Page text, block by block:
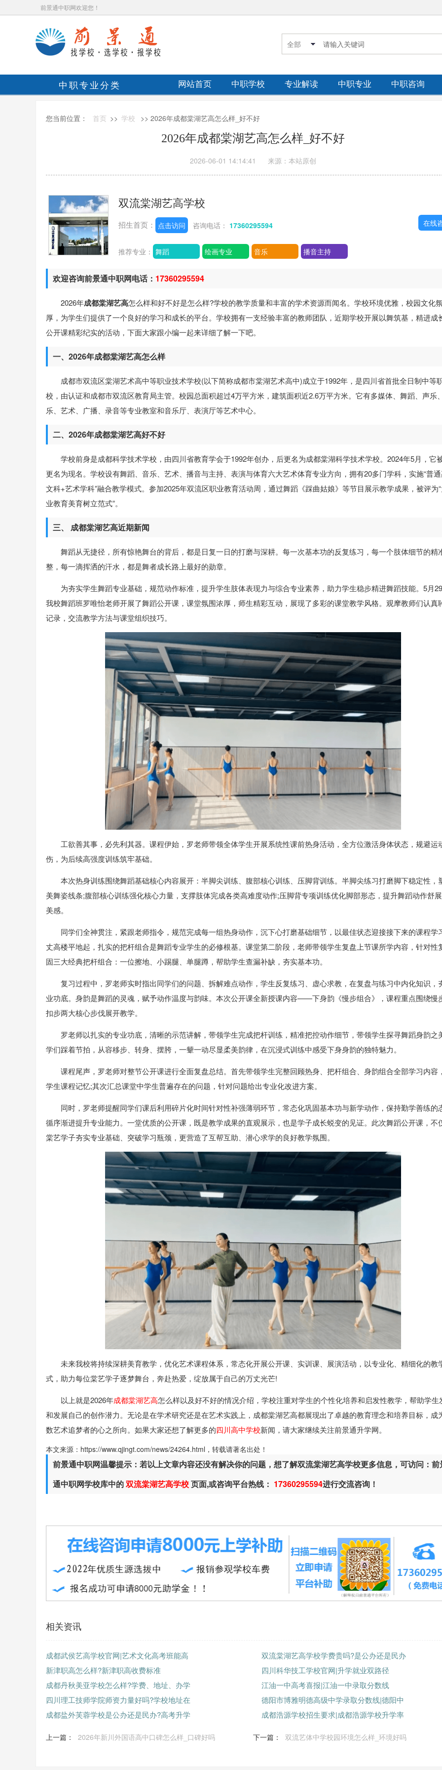
前景通中职网欢迎您！
中职专业分类 网站首页 中职学校 专业解读 中职专业 中职咨询
您当前位置： 首页 >> 学校 >> 2026年成都棠湖艺高怎么样_好不好
2026年成都棠湖艺高怎么样_好不好
2026-06-01 14:14:41 来源：本站原创
双流棠湖艺高学校
招生首页： 点击访问 咨询电话： 17360295594
推荐专业： 舞蹈 绘画专业 音乐 播音主持
在线
欢迎咨询前景通中职网电话： 17360295594
2026年成都棠湖艺高怎么样和好不好是怎么样?学校的教学质量和丰富的学术资源而闻名。学校环境优雅，校园文化
厚，为学生们提供了一个良好的学习和成长的平台。学校拥有一支经验丰富的教师团队，近期学校开展以舞筑基，精进成
公开课精彩纪实的活动，下面大家跟小编一起来详细了解一下吧。
一、2026年成都棠湖艺高怎么样
成都市双流区棠湖艺术高中等职业技术学校(以下简称成都市棠湖艺术高中)成立于1992年，是四川省首批全日制中等
校，由认证和成都市双流区教育局主管。校园总面积超过4万平方米，建筑面积近2.6万平方米。它有多媒体、舞蹈、声乐
乐、艺术、广播、录音等专业教室和音乐厅、表演厅等艺术中心。
二、2026年成都棠湖艺高好不好
学校前身是成都科学技术学校，由四川省教育学会于1992年创办，后更名为成都棠湖科学技术学校。2024年5月，它
更名为现名。学校设有舞蹈、音乐、艺术、播音与主持、表演与体育六大艺术体育专业方向，拥有20多门学科，实施“普
文科+艺术学科”融合教学模式。参加2025年双流区职业教育活动周，通过舞蹈《踩曲姑娘》等节目展示教学成果，被评为
业教育美育树立范式”。
三、 成都棠湖艺高近期新闻
舞蹈从无捷径，所有惊艳舞台的背后，都是日复一日的打磨与深耕。每一次基本功的反复练习，每一个肢体细节的精
整，每一滴挥洒的汗水，都是舞者成长路上最好的勋章。
为夯实学生舞蹈专业基础，规范动作标准，提升学生肢体表现力与综合专业素养，助力学生稳步精进舞蹈技能。5月29
我校舞蹈班罗唯怡老师开展了舞蹈公开课，课堂氛围浓厚，师生精彩互动，展现了多彩的课堂教学风格。观摩教师们认真
记录，交流教学方法与课堂组织技巧。
工欲善其事，必先利其器。课程伊始，罗老师带领全体学生开展系统性课前热身活动，全方位激活身体状态，规避运
伤，为后续高强度训练筑牢基础。
本次热身训练围绕舞蹈基础核心内容展开：半脚尖训练、腹部核心训练、压脚背训练。半脚尖练习打磨脚下稳定性，
美舞姿线条;腹部核心训练强化核心力量，支撑肢体完成各类高难度动作;压脚背专项训练优化脚部形态，提升舞蹈动作舒
美感。
同学们全神贯注，紧跟老师指令，规范完成每一组热身动作，沉下心打磨基础细节，以最佳状态迎接接下来的课程学
丈高楼平地起，扎实的把杆组合是舞蹈专业学生的必修根基。课堂第二阶段，老师带领学生复盘上节课所学内容，针对性
固三大经典把杆组合：一位擦地、小踢腿、单腿蹲，帮助学生查漏补缺，夯实基本功。
复习过程中，罗老师实时指出同学们的问题、拆解难点动作，学生反复练习、虚心求教，在复盘与练习中内化知识，
业功底。身韵是舞蹈的灵魂，赋予动作温度与韵味。本次公开课全新授课内容——下身韵《慢步组合》，课程重点围绕慢
扣步两大核心步伐展开教学。
罗老师以扎实的专业功底，清晰的示范讲解，带领学生完成把杆训练，精准把控动作细节，带领学生探寻舞蹈身韵之
学们踩着节拍，从容移步、转身、摆胯，一颦一动尽显柔美韵律，在沉浸式训练中感受下身身韵的独特魅力。
课程尾声，罗老师对整节公开课进行全面复盘总结。首先带领学生完整回顾热身、把杆组合、身韵组合全部学习内容
学生课程记忆;其次汇总课堂中学生普遍存在的问题，针对问题给出专业化改进方案。
同时，罗老师提醒同学们课后利用碎片化时间针对性补强薄弱环节，常态化巩固基本功与新学动作，保持勤学善练的
循序渐进提升专业能力。一堂优质的公开课，既是教学成果的直观展示，也是学子成长蜕变的见证。此次舞蹈公开课，不
棠艺学子夯实专业基础、突破学习瓶颈，更营造了互帮互助、潜心求学的良好教学氛围。
未来我校将持续深耕美育教学，优化艺术课程体系，常态化开展公开课、实训课、展演活动，以专业化、精细化的教
式，助力每位棠艺学子逐梦舞台，奔赴热爱，绽放属于自己的万丈光芒!
以上就是2026年成都棠湖艺高怎么样以及好不好的情况介绍，学校注重对学生的个性化培养和启发性教学，帮助学生
和发展自己的创作潜力。无论是在学术研究还是在艺术实践上，成都棠湖艺高都展现出了卓越的教育理念和培养目标，成
数艺术追梦者的心之所向。如果大家还想了解更多的四川高中学校新闻，请大家继续关注前景通升学网。
本文来源：https://www.qjingt.com/news/24264.html，转载请著名出处！
前景通中职网温馨提示：若以上文章内容还没有解决你的问题，想了解双流棠湖艺高学校更多信息，可访问：前
通中职网学校库中的双流棠湖艺高学校页面,或咨询平台热线： 17360295594进行交流咨询！
相关资讯
成都武侯艺高学校官网|艺术文化高考班能高
双流棠湖艺高学校学费贵吗?是公办还是民办
新津职高怎么样?新津职高收费标准
四川科华技工学校官网|升学就业双路径
成都丹秋美亚学校怎么样?学费、地址、办学
江油一中高考喜报|江油一中录取分数线
四川理工技师学院师资力量好吗?学校地址在
德阳市博雅明德高级中学录取分数线|德阳中
成都盐外芙蓉学校是公办还是民办?高考升学
成都浩源学校招生要求|成都浩源学校升学率
上一篇： 2026年新川外国语高中口碑怎么样_口碑好吗 下一篇： 双流艺体中学校园环境怎么样_环境好吗